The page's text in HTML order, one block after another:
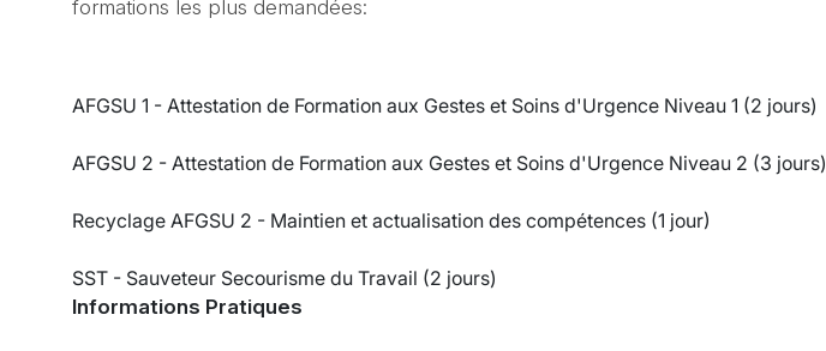
formations les plus demandées:
AFGSU 1 - Attestation de Formation aux Gestes et Soins d'Urgence Niveau 1 (2 jours)
AFGSU 2 - Attestation de Formation aux Gestes et Soins d'Urgence Niveau 2 (3 jours)
Recyclage AFGSU 2 - Maintien et actualisation des compétences (1 jour)
SST - Sauveteur Secourisme du Travail (2 jours)
Informations Pratiques